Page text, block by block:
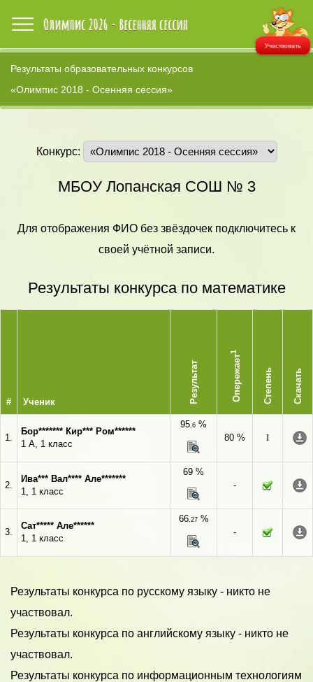
Участвовать
Результаты образовательных конкурсов
«Олимпис 2018 - Осенняя сессия»
Конкурс:
МБОУ Лопанская СОШ № 3
Для отображения ФИО без звёздочек подключитесь к
своей учётной записи.
Результаты конкурса по математике
# Ученик Результат Опережает
1
Степень Скачать
1.
Бор******* Кир*** Ром******
1 А, 1 класс
95,6 %
80 %
I
2.
Ива*** Вал**** Але*******
1, 1 класс
69 %
-
3.
Сат***** Але******
1, 1 класс
66,27%
-
Результаты конкурса по русскому языку - никто не
участвовал.
Результаты конкурса по английскому языку - никто не
участвовал.
Результаты конкурса по информационным технологиям